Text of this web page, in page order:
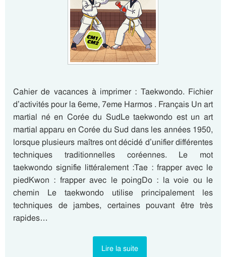
Cahier de vacances à imprimer : Taekwondo. Fichier
d’activités pour la 6eme, 7eme Harmos . Français Un art
martial né en Corée du SudLe taekwondo est un art
martial apparu en Corée du Sud dans les années 1950,
lorsque plusieurs maîtres ont décidé d’unifier différentes
techniques traditionnelles coréennes. Le mot
taekwondo signifie littéralement :Tae : frapper avec le
piedKwon : frapper avec le poingDo : la voie ou le
chemin Le taekwondo utilise principalement les
techniques de jambes, certaines pouvant être très
rapides…
Lire la suite